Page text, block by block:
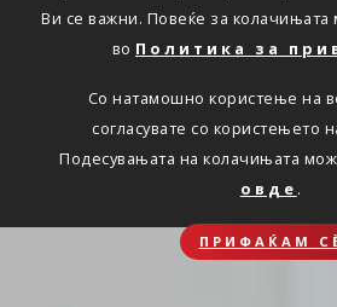
Ви се важни. Повеќе за
во Политика за
Со натамошно користење на
согласувате со користењето
Подесувањата на колачињата
овде .
ПРИФАЌАМ